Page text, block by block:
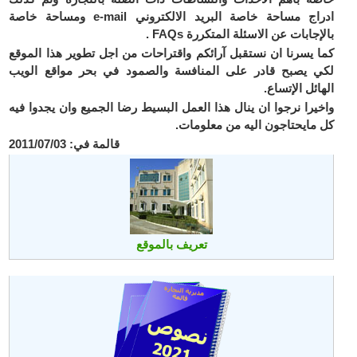
ادراج مساحة خاصة البريد الالكتروني e-mail ومساحة خاصة
بالإجابات عن الاسئلة المتكررة FAQs .
كما يسرنا ان نستقبل آرائكم واقتراحات من اجل تطوير هذا الموقع
لكي يصبح قادر على المنافسة والصمود في بحر مواقع الويب
الهائل الإتساع.
واخيرا نرجوا ان ينال هذا العمل البسيط رضا الجميع وان يجدوا فيه
كل مايحتاجون اليه من معلومات.
قالمة في: 2011/07/03
تعريف بالموقع